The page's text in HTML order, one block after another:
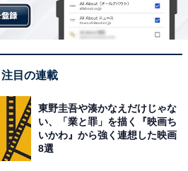
など地元の食材を活かした料
注目の連載
東野圭吾や湊かなえだけじゃな
い、「業と罪」を描く『映画ち
いかわ』から強く連想した映画
8選